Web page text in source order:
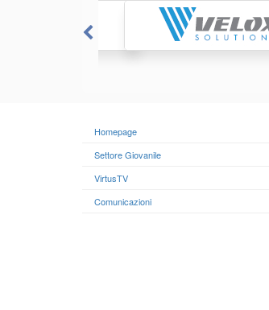
Homepage
Settore Giovanile
VirtusTV
Comunicazioni